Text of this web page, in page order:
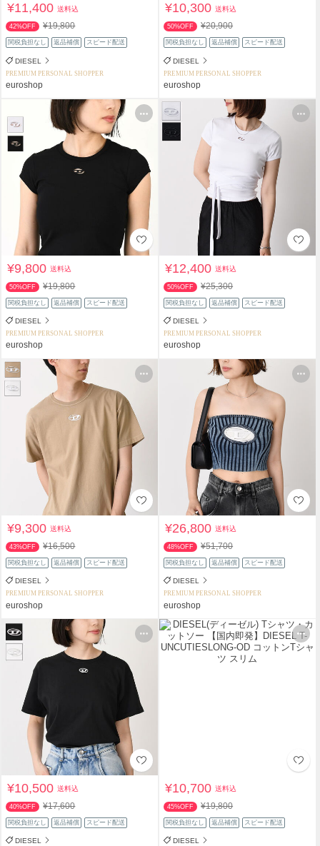
¥11,400送料込
42%OFF ¥19,800
関税負担なし 返品補償 スピード配送
DIESEL
PREMIUM PERSONAL SHOPPER
euroshop
¥10,300送料込
50%OFF ¥20,900
関税負担なし 返品補償 スピード配送
DIESEL
PREMIUM PERSONAL SHOPPER
euroshop
¥9,800送料込
50%OFF ¥19,800
関税負担なし 返品補償 スピード配送
DIESEL
PREMIUM PERSONAL SHOPPER
euroshop
¥12,400送料込
50%OFF ¥25,300
関税負担なし 返品補償 スピード配送
DIESEL
PREMIUM PERSONAL SHOPPER
euroshop
¥9,300送料込
43%OFF ¥16,500
関税負担なし 返品補償 スピード配送
DIESEL
PREMIUM PERSONAL SHOPPER
euroshop
¥26,800送料込
48%OFF ¥51,700
関税負担なし 返品補償 スピード配送
DIESEL
PREMIUM PERSONAL SHOPPER
euroshop
¥10,500送料込
40%OFF ¥17,600
関税負担なし 返品補償 スピード配送
DIESEL
¥10,700送料込
45%OFF ¥19,800
関税負担なし 返品補償 スピード配送
DIESEL